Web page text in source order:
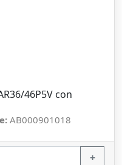
46P5V con
AB000901018
+